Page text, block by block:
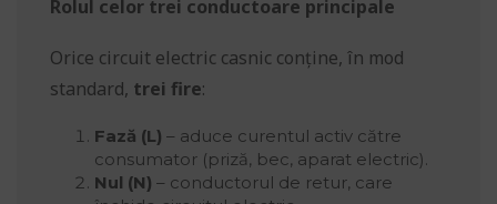
Rolul celor trei conductoare principale
Orice circuit electric casnic conține, în mod
standard, trei fire:
Fază (L) – aduce curentul activ către
consumator (priză, bec, aparat electric).
Nul (N) – conductorul de retur, care